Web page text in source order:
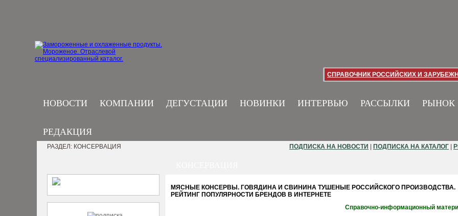
СПРАВОЧНИК РОССИЙСКИХ И
НОВОСТИ КОМПАНИИ ДЕГУСТАЦИИ НОВИНКИ ИНТЕРВЬЮ РАССЫЛКИ РЫНОК
РЕДАКЦИЯ
РАЗДЕЛ: КОНСЕРВАЦИЯ ПОДПИСКА НА НОВОСТИ ПОДПИСКА НА КАТАЛОГ
МЯСНЫЕ КОНСЕРВЫ. ГОВЯДИНА И СВИНИНА ТУШЕНЫЕ РОССИЙСКОГО ПРОИЗВОДСТВА.
РЕЙТИНГ ПОПУЛЯРНОСТИ БРЕНДОВ В ИНТЕРНЕТЕ
Справочно-информационный